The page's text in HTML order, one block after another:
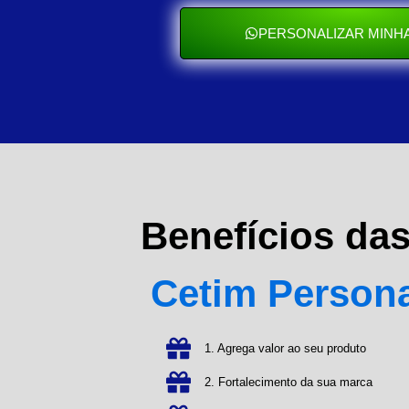
PERSONALIZAR
Benefícios
Cetim
1. Agrega valor ao seu produto
2. Fortalecimento da sua marca